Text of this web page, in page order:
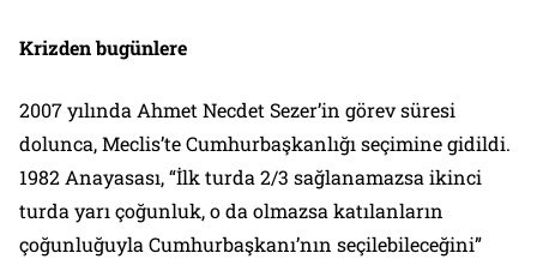
Krizden bugünlere
2007 yılında Ahmet Necdet Sezer’in görev süresi
dolunca, Meclis’te Cumhurbaşkanlığı seçimine gidildi.
1982 Anayasası, “İlk turda 2/3 sağlanamazsa ikinci
turda yarı çoğunluk, o da olmazsa katılanların
çoğunluğuyla Cumhurbaşkanı’nın seçilebileceğini”